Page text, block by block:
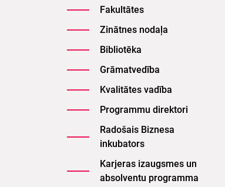
Fakultātes
Zinātnes nodaļa
Bibliotēka
Grāmatvedība
Kvalitātes vadība
Programmu direktori
Radošais Biznesa
inkubators
Karjeras izaugsmes un
absolventu programma